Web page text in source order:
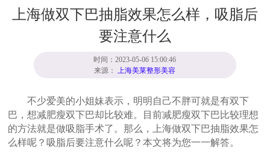
上海做双下巴抽脂效果怎么样，吸脂后
要注意什么
时间：2023-05-06 15:00:46
来源：上海美莱整形美容
不少爱美的小姐妹表示，明明自己不胖可就是有双下
巴，想减肥瘦双下巴却比较难。目前减肥瘦双下巴比较理想
的方法就是做吸脂手术了。那么，上海做双下巴抽脂效果怎
么样呢？吸脂后要注意什么呢？本文将为您一一解答。